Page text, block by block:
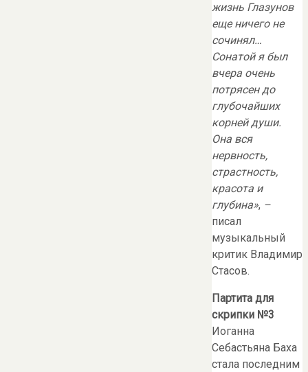
жизнь Глазунов
еще ничего не
сочинял…
Сонатой я был
вчера очень
потрясен до
глубочайших
корней души.
Она вся
нервность,
страстность,
красота и
глубина», –
писал
музыкальный
критик Владимир
Стасов.
Партита для
скрипки №3
Иоганна
Себастьяна Баха
стала последним